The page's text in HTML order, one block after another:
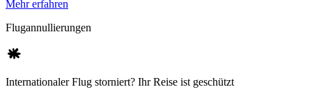
Mehr erfahren
Flugannullierungen
Internationaler Flug storniert? Ihr Reise ist geschützt